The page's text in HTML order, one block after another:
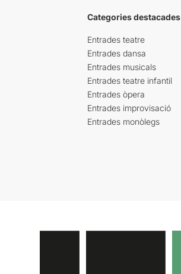
Categories destacades
Entrades teatre
Entrades dansa
Entrades musicals
Entrades teatre infantil
Entrades òpera
Entrades improvisació
Entrades monòlegs